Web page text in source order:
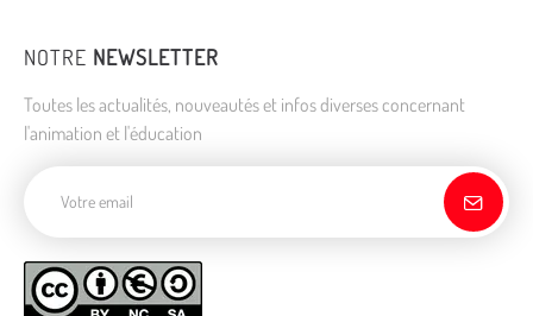
NOTRE NEWSLETTER
Toutes les actualités, nouveautés et infos diverses concernant
l'animation et l'éducation